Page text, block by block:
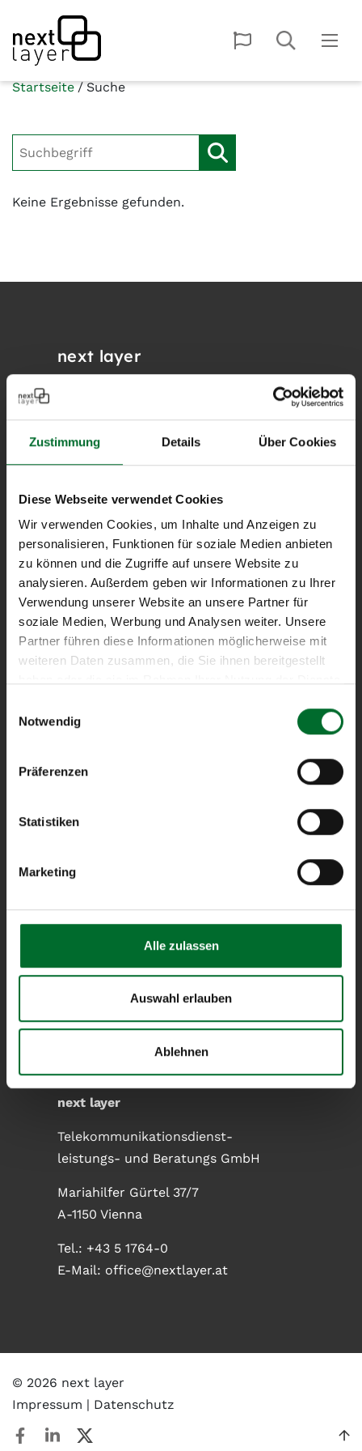
Zustimmung Details Über Cookies
Diese Webseite verwendet Cookies
Wir verwenden Cookies, um Inhalte und Anzeigen zu
personalisieren, Funktionen für soziale Medien anbieten
zu können und die Zugriffe auf unsere Website zu
analysieren. Außerdem geben wir Informationen zu Ihrer
Verwendung unserer Website an unsere Partner für
soziale Medien, Werbung und Analysen weiter. Unsere
Partner führen diese Informationen möglicherweise mit
weiteren Daten zusammen, die Sie ihnen bereitgestellt
Notwendig
Präferenzen
Statistiken
Marketing
Alle zulassen
Auswahl erlauben
Ablehnen
Startseite Suche
Keine Ergebnisse gefunden.
next layer
Service Provider perfekt
Cloud-, Netzwerk- und
Serverinfrastruktur von
Geschäftskunden.
Service Status
all services ok
Unternehmen
Blog
Kontakt
next layer
Telekommunikationsdienst-
leistungs- und Beratungs GmbH
Mariahilfer Gürtel 37/7
A-1150 Vienna
Tel.: +43 5 1764-0
E-Mail: office@nextlayer.at
© 2026 next layer
Impressum
Datenschutz